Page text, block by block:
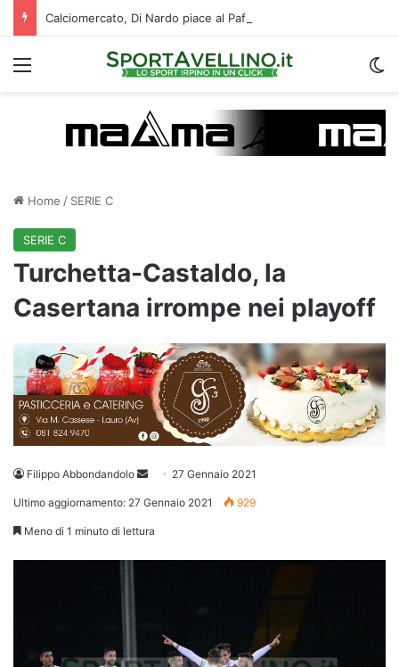
Menu
Home / SERIE C
SERIE C
Turchetta-Castaldo, la
Casertana irrompe nei playoff
Filippo Abbondandolo
Invia 27 Gennaio 2021
Ultimo aggiornamento: 27 Gennaio 2021 929
Meno di 1 minuto di lettura